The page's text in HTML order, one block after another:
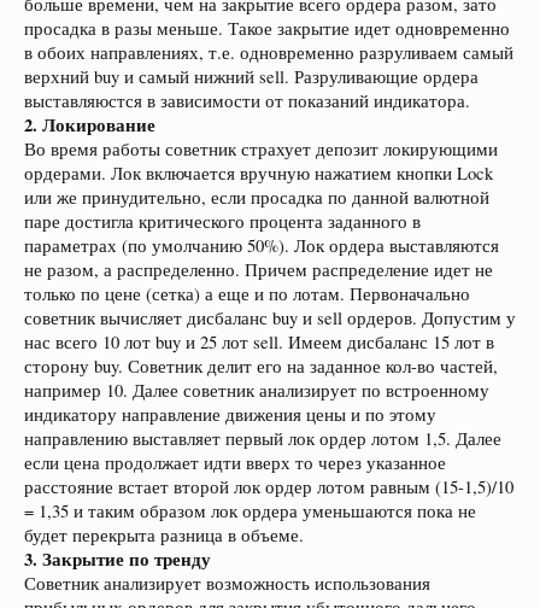
просадка в разы меньше. Такое закрытие идет одновременно
в обоих направлениях, т.е. одновременно разруливаем самый
верхний buy и самый нижний sell. Разруливающие ордера
выставляюстся в зависимости от показаний индикатора.
2. Локирование
Во время работы советник страхует депозит локирующими
ордерами. Лок включается вручную нажатием кнопки Lock
или же принудительно, если просадка по данной валютной
паре достигла критического процента заданного в
параметрах (по умолчанию 50%). Лок ордера выставляются
не разом, а распределенно. Причем распределение идет не
только по цене (сетка) а еще и по лотам. Первоначально
советник вычисляет дисбаланс buy и sell ордеров. Допустим у
нас всего 10 лот buy и 25 лот sell. Имеем дисбаланс 15 лот в
сторону buy. Советник делит его на заданное кол-во частей,
например 10. Далее советник анализирует по встроенному
индикатору направление движения цены и по этому
направлению выставляет первый лок ордер лотом 1,5. Далее
если цена продолжает идти вверх то через указанное
расстояние встает второй лок ордер лотом равным (15-1,5)/10
= 1,35 и таким образом лок ордера уменьшаются пока не
будет перекрыта разница в объеме.
3. Закрытие по тренду
Советник анализирует возможность использования